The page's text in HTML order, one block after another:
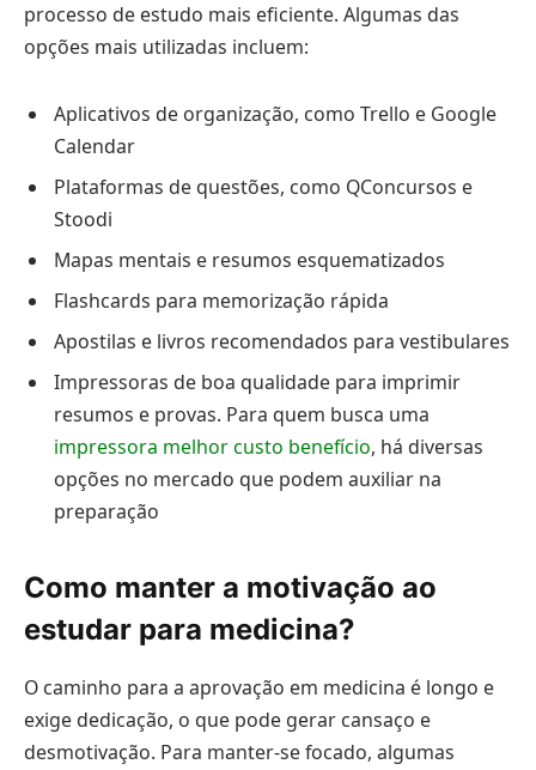
processo de estudo mais eficiente. Algumas das
opções mais utilizadas incluem:
Aplicativos de organização, como Trello e Google
Calendar
Plataformas de questões, como QConcursos e
Stoodi
Mapas mentais e resumos esquematizados
Flashcards para memorização rápida
Apostilas e livros recomendados para vestibulares
Impressoras de boa qualidade para imprimir
resumos e provas. Para quem busca uma
impressora melhor custo benefício, há diversas
opções no mercado que podem auxiliar na
preparação
Como manter a motivação ao
estudar para medicina?
O caminho para a aprovação em medicina é longo e
exige dedicação, o que pode gerar cansaço e
desmotivação. Para manter-se focado, algumas